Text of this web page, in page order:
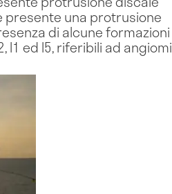
presente una protrusione
di alcune formazioni
l1 ed l5, riferibili ad angiomi